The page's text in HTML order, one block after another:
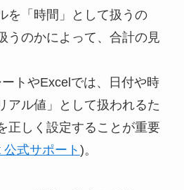
を「時間」として扱うの
うのかによって、合計の見
トやExcelでは、日付や時
アル値」として扱われるた
正しく設定することが重要
公式サポート )。